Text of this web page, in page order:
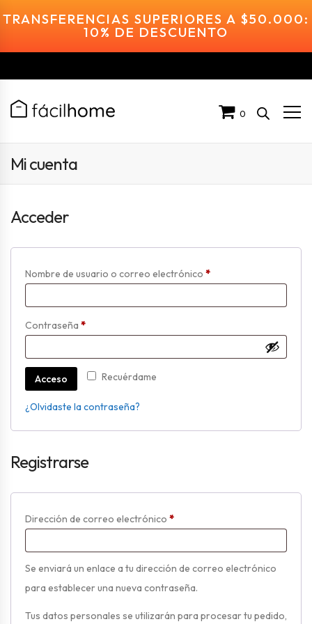
TRANSFERENCIAS SUPERIORES A $50.000:
10% DE DESCUENTO
0
Mi cuenta
Acceder
Nombre de usuario o correo electrónico *Obligatorio
Contraseña *Obligatorio
l
t
e
n
a
i
v
e
:
Recuérdame
Acceso
¿Olvidaste la contraseña?
Registrarse
Dirección de correo electrónico *Obligatorio
Se enviará un enlace a tu dirección de correo electrónico
para establecer una nueva contraseña.
Tus datos personales se utilizarán para procesar tu pedido,